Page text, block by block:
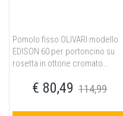
Pomolo fisso OLIVARI modello
EDISON 60 per portoncino su
rosetta in ottone cromato
€ 80,49 114,99